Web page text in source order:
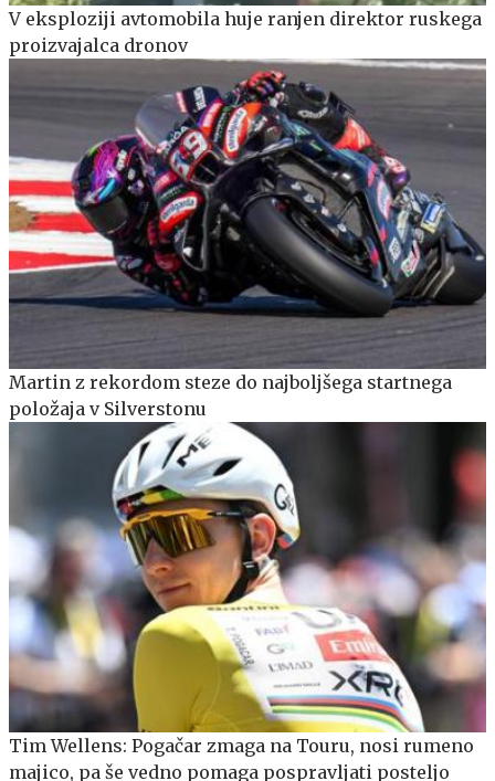
V eksploziji avtomobila huje ranjen direktor ruskega
proizvajalca dronov
Martin z rekordom steze do najboljšega startnega
položaja v Silverstonu
Tim Wellens: Pogačar zmaga na Touru, nosi rumeno
majico, pa še vedno pomaga pospravljati posteljo